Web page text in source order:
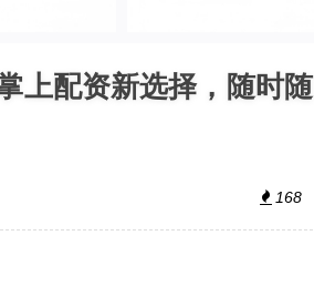
上配资新选择，随时随
168